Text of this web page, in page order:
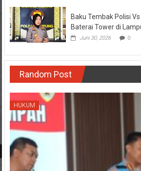
Baku Tembak Polisi
Baterai Tower di
Juni 30, 2026 0
Random Post
HUKUM